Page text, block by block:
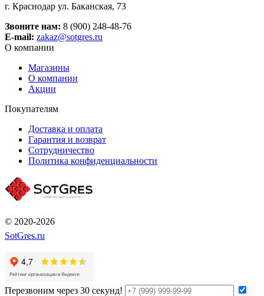
г. Краснодар ул. Баканская, 73
Звоните нам: 8 (900) 248-48-76
E-mail: zakaz@sotgres.ru
О компании
Магазины
О компании
Акции
Покупателям
Доставка и оплата
Гарантия и возврат
Сотрудничество
Политика конфиденциальности
© 2020-2026
SotGres.ru
Перезвоним через 30 секунд!